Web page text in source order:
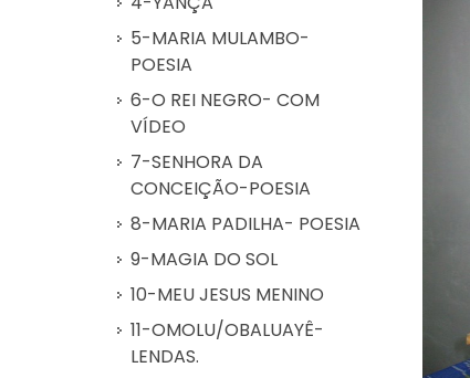
5-MARIA MULAMBO-
POESIA
6-O REI NEGRO- COM
VÍDEO
7-SENHORA DA
CONCEIÇÃO-POESIA
8-MARIA PADILHA- POESIA
9-MAGIA DO SOL
10-MEU JESUS MENINO
11-OMOLU/OBALUAYÊ-
LENDAS.